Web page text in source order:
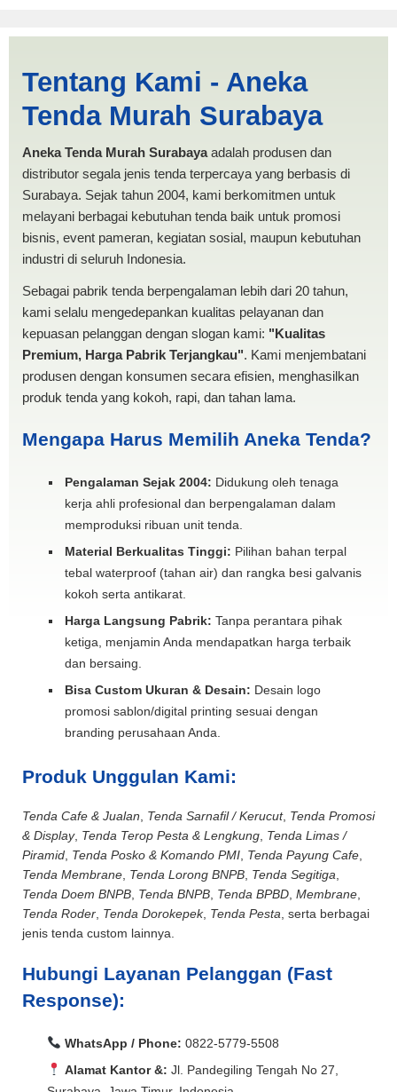
Kupang | PRODUKSI ANEKA
TENDA MURAH
Tentang Kami - Aneka
Tenda Murah Surabaya
Aneka Tenda Murah Surabayaadalah produsen dan
distributor segala jenis tenda terpercaya yang berbasis di
Surabaya. Sejak tahun 2004, kami berkomitmen untuk
melayani berbagai kebutuhan tenda baik untuk promosi
bisnis, event pameran, kegiatan sosial, maupun kebutuhan
industri di seluruh Indonesia.
Sebagai pabrik tenda berpengalaman lebih dari 20 tahun,
kami selalu mengedepankan kualitas pelayanan dan
kepuasan pelanggan dengan slogan kami: "Kualitas
Premium, Harga Pabrik Terjangkau". Kami menjembatani
produsen dengan konsumen secara efisien, menghasilkan
produk tenda yang kokoh, rapi, dan tahan lama.
Mengapa Harus Memilih Aneka Tenda?
Pengalaman Sejak 2004: Didukung oleh tenaga
kerja ahli profesional dan berpengalaman dalam
memproduksi ribuan unit tenda.
Material Berkualitas Tinggi: Pilihan bahan terpal
tebal waterproof (tahan air) dan rangka besi galvanis
kokoh serta antikarat.
Harga Langsung Pabrik: Tanpa perantara pihak
ketiga, menjamin Anda mendapatkan harga terbaik
dan bersaing.
Bisa Custom Ukuran & Desain: Desain logo
promosi sablon/digital printing sesuai dengan
branding perusahaan Anda.
Produk Unggulan Kami:
Tenda Cafe & Jualan Tenda Sarnafil / Kerucut, Tenda Promosi
& Display, Tenda Terop Pesta & Lengkung Tenda Limas /
Piramid Tenda Posko & Komando PMI Tenda Payung Cafe
Tenda Membrane Tenda Lorong BNPB Tenda Segitiga
Tenda Doem BNPB Tenda BNPB Tenda BPBD Membrane
Tenda Roder Tenda Dorokepek, Tenda Pesta , serta berbagai
jenis tenda custom lainnya.
Hubungi Layanan Pelanggan (Fast
Response):
WhatsApp / Phone: 0822-5779-5508
Alamat Kantor &: Jl. Pandegiling Tengah No 27,